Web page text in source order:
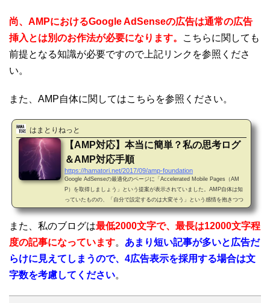
尚、AMPにおけるGoogle AdSenseの広告は通常の広告
挿入とは別のお作法が必要になります。
こちらに関しても
前提となる知識が必要ですので上記リンクを参照くださ
い。
また、AMP自体に関してはこちらを参照ください。
はまとりねっと
【AMP対応】本当に簡単？私の思考ログ
＆AMP対応手順
https://hamatori.net/2017/09/amp-foundation
Google AdSenseの最適化のページに「Accelerated Mobile Pages（AM
P）を取得しましょう」という提案が表示されていました。AMP自体は知
っていたものの、「自分で設定するのは大変そう」という感情を抱きつつ
トライしました。本稿では簡単なAMPの説明と、対応するための流れなど
を記載していきます。基本的にはWordPressユーザー向けです。※本投稿
は2017/09時点の情報にもとづいています。1. AMP（Accelerated Mobile
Pages）とは？まずは、簡単にAMPについて説明していきます。ご存知の
また、私のブログは最低2000文字で、最長は12000文字程
度の記事になっています。 あまり短い記事が多いと広告だ
らけに見えてしまうので、4広告表示を採用する場合は文
字数を考慮してください。